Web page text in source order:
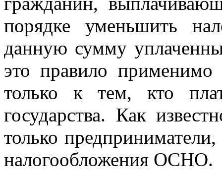
порядке уменьшить
данную сумму
это правило
только к тем, кто
государства. Как
только
налогообложения ОСНО.